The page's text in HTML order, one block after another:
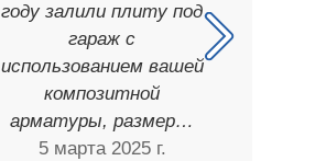
году залили плиту под
гараж с
использованием вашей
композитной
арматуры, размер…
5 марта 2025 г.